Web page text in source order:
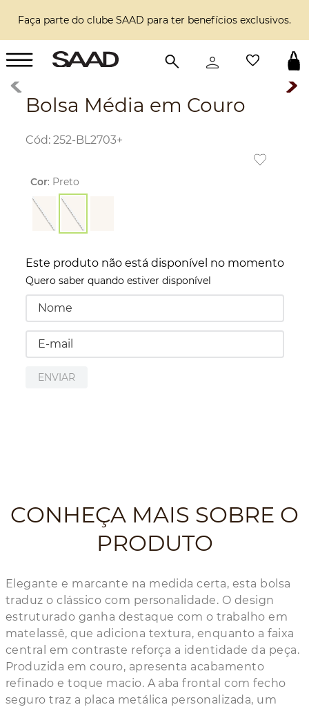
Faça parte do clube SAAD para ter benefícios exclusivos.
Bolsa Média em Couro
: 252-BL2703+
Cor: Preto
Este produto não está disponível no momento
Quero saber quando estiver disponível
ENVIAR
CONHEÇA MAIS SOBRE O
PRODUTO
Elegante e marcante na medida certa, esta bolsa
traduz o clássico com personalidade. O design
estruturado ganha destaque com o trabalho em
matelassê, que adiciona textura, enquanto a faixa
central em contraste reforça a identidade da peça.
Produzida em couro, apresenta acabamento
refinado e toque macio. A aba frontal com fecho
seguro traz a placa metálica personalizada, um